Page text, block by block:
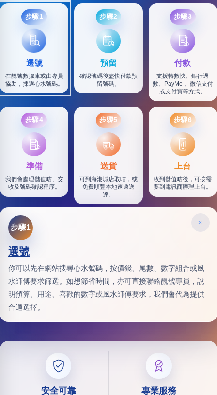
步驟1
選號
在靚號數據庫或由專員
協助，揀選心水號碼。
步驟2
預留
確認號碼後盡快付款預
留號碼。
步驟3
付款
支援轉數快、銀行過
數、PayMe 、微信支付
或支付寶等方式。
步驟4
準備
我們會處理儲值咭、交
收及號碼確認程序。
步驟5
SF
送貨
可到海港城店取咭，或
免費順豐本地速遞送
達。
步驟6
上台
收到儲值咭後，可按需
要到電訊商辦理上台。
×
步驟1
選號
你可以先在網站搜尋心水號碼，按價錢、尾數、數字組合或風
水師傅要求篩選。如想節省時間，亦可直接聯絡靚號專員，說
明預算、用途、喜歡的數字或風水師傅要求，我們會代為提供
合適選擇。
安全可靠 專業服務